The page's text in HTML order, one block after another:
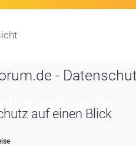
-
auf einen Blick